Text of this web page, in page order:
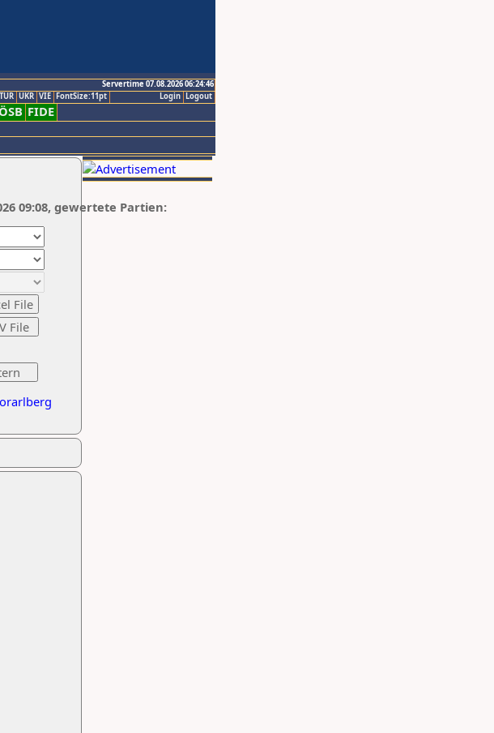
Servertime 07.08.2026 06:24:46
Logout
Login
TUR UKR VIE FontSize:11pt
FIDE
09:08, gewertete Partien: